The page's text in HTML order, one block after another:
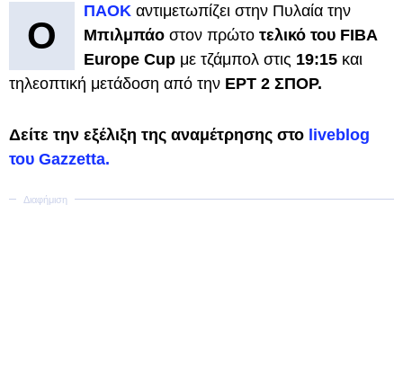
Ο
ΠΑΟΚ αντιμετωπίζει στην Πυλαία την
Μπιλμπάο στον πρώτο τελικό του FIBA
Europe Cup με τζάμπολ στις 19:15 και
τηλεοπτική μετάδοση από την ΕΡΤ 2 ΣΠΟΡ.
Δείτε την εξέλιξη της αναμέτρησης στο liveblog
του Gazzetta.